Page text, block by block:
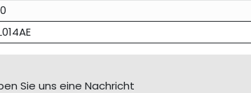
Sie uns eine Nachricht